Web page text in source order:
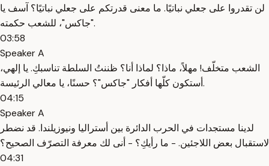
لن تقدروا على جعلي نباتيًا. ما معنى قدرتكم على جعلي نباتيًا؟ آسف يا
"جاكس"، للشعب حكمته.
03:58
Speaker A
الشعب متخلّف! مهلاً، ماذا؟ لماذا أنا؟ ظننتُ السلطة تناسبكِ. يا إلهي،
أستكون كلّها أفكار "جاكس"؟ حسنًا، يا معالي الرئيسة.
04:15
Speaker A
لدينا مستجدات في الحرب الدائرة بين أستراليا ونيوزيلندا. قد نضطر
لاستقبال بعض اللاجئين. - ما رأيكِ؟ - أنى لك معرفة التصرّف الصحيح؟
04:31